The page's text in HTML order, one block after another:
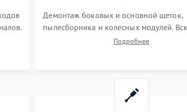
Демонтаж боковых и основной щеток,
пылесборника и колесных модулей.
корпуса робота. Тщательная очистка
Подробнее